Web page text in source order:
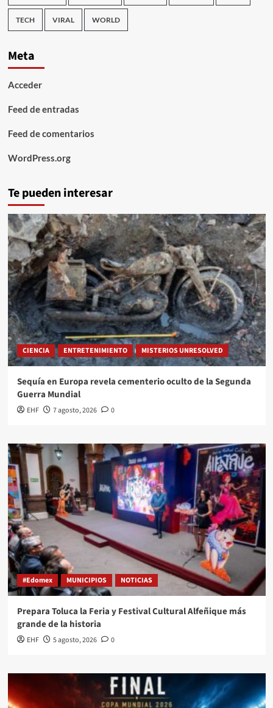
TECH VIRAL WORLD
Meta
Acceder
Feed de entradas
Feed de comentarios
WordPress.org
Te pueden interesar
CIENCIA ENTRETENIMIENTO MISTERIOS UNRESOLVED
Sequía en Europa revela cementerio oculto de la Segunda
Guerra Mundial
EHF 7 agosto, 2026 0
#Edomex MUNICIPIOS NOTICIAS
Prepara Toluca la Feria y Festival Cultural Alfeñique más
grande de la historia
EHF 5 agosto, 2026 0